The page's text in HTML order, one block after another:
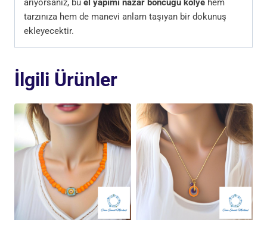
arıyorsanız, bu el yapımı nazar boncuğu kolye hem
tarzınıza hem de manevi anlam taşıyan bir dokunuş
ekleyecektir.
İlgili Ürünler